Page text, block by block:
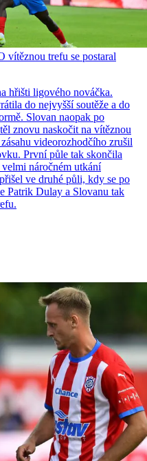
vítěznou trefu se postaral
hřišti ligového nováčka.
do nejvyšší soutěže a do
Slovan naopak po
znovu naskočit na vítěznou
videorozhodčího zrušil
První půle tak skončila
náročném utkání
ve druhé půli, kdy se po
Patrik Dulay a Slovanu tak